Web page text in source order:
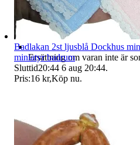
Ersättning om varan inte är
Badlakan 2st ljusblå Dockhus
miniatyr badrum
Sluttid20:44 6 aug 20:44.
Pris:16 kr,Köp nu.